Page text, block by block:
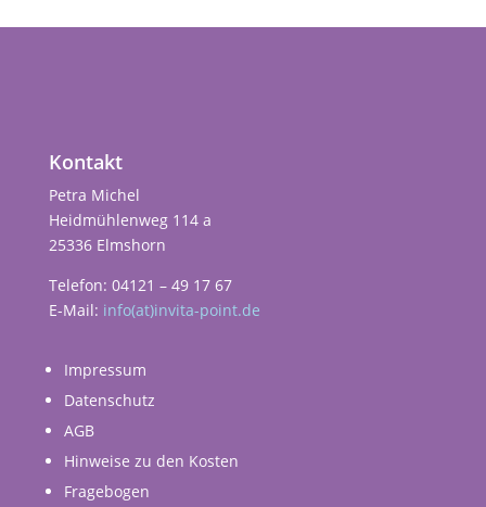
Kontakt
Petra Michel
Heidmühlenweg 114 a
25336 Elmshorn
Telefon: 04121 – 49 17 67
E-Mail: info(at)invita-point.de
Impressum
Datenschutz
AGB
Hinweise zu den Kosten
Fragebogen